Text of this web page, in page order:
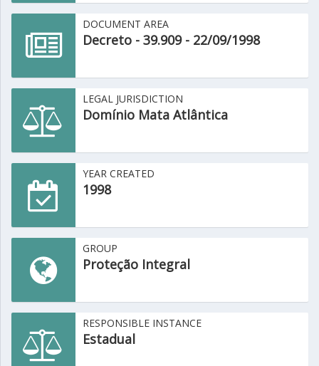
DOCUMENT AREA
Decreto - 39.909 - 22/09/1998
LEGAL JURISDICTION
Domínio Mata Atlântica
YEAR CREATED
1998
GROUP
Proteção Integral
RESPONSIBLE INSTANCE
Estadual